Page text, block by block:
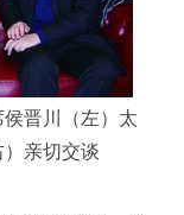
晋川（左）太
亲切交谈